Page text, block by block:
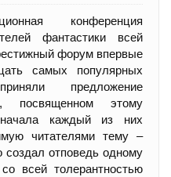
конференция
фантастики всей
форум впервые
самых популярных
предложение
посвященном этому
каждый из них
читателями тему –
создал отповедь одному
всей толерантностью